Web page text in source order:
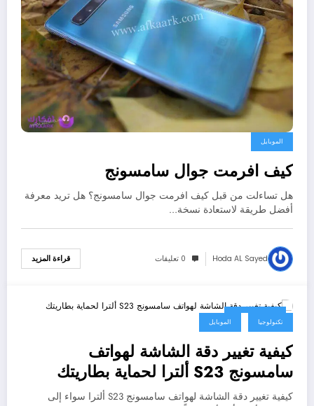
الموبايل
كيف افرمت جوال سامسونج
هل تساءلت من قبل كيف افرمت جوال سامسونج؟ هل تريد معرفة
أفضل طريقة لاستعادة نسخة…
Hoda AL Sayed 0 تعليقات قراءة المزيد
تكنولوجيا الموبايل
كيفية تغيير دقة الشاشة لهواتف
سامسونج S23 ألترا لحماية بطاريتك
كيفية تغيير دقة الشاشة لهواتف سامسونج S23 ألترا سواء إلى